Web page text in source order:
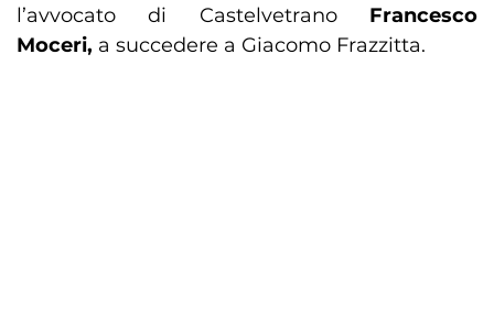
l’avvocato di Castelvetrano Francesco
Moceri, a succedere a Giacomo Frazzitta.